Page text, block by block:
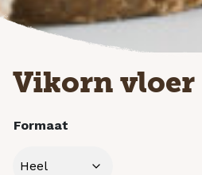
Vikorn vloer
Formaat